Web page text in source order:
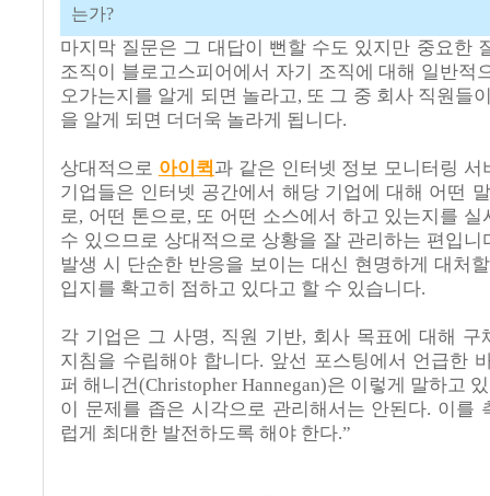
는가?
마지막 질문은 그 대답이 뻔할 수도 있지만 중요한
조직이 블로고스피어에서 자기 조직에 대해 일반적
오가는지를 알게 되면 놀라고, 또 그 중 회사 직원들
을 알게 되면 더더욱 놀라게 됩니다.
상대적으로 아이퀵 과 같은 인터넷 정보 모니터링 서
기업들은 인터넷 공간에서 해당 기업에 대해 어떤
로, 어떤 톤으로, 또 어떤 소스에서 하고 있는지를
수 있으므로 상대적으로 상황을 잘 관리하는 편입니
발생 시 단순한 반응을 보이는 대신 현명하게 대처
입지를 확고히 점하고 있다고 할 수 있습니다.
각 기업은 그 사명, 직원 기반, 회사 목표에 대해 구
지침을 수립해야 합니다. 앞선 포스팅에서 언급한
퍼 해니건(Christopher Hannegan)은 이렇게 말하고
이 문제를 좁은 시각으로 관리해서는 안된다. 이를
럽게 최대한 발전하도록 해야 한다.”